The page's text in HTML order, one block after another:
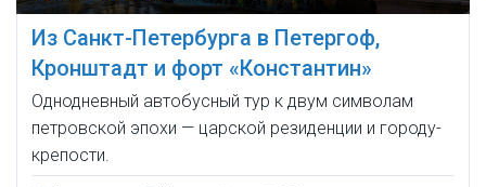
Из Санкт-Петербурга в Петергоф,
Кронштадт и форт «Константин»
Однодневный автобусный тур к двум символам
петровской эпохи — царской резиденции и городу-
крепости.